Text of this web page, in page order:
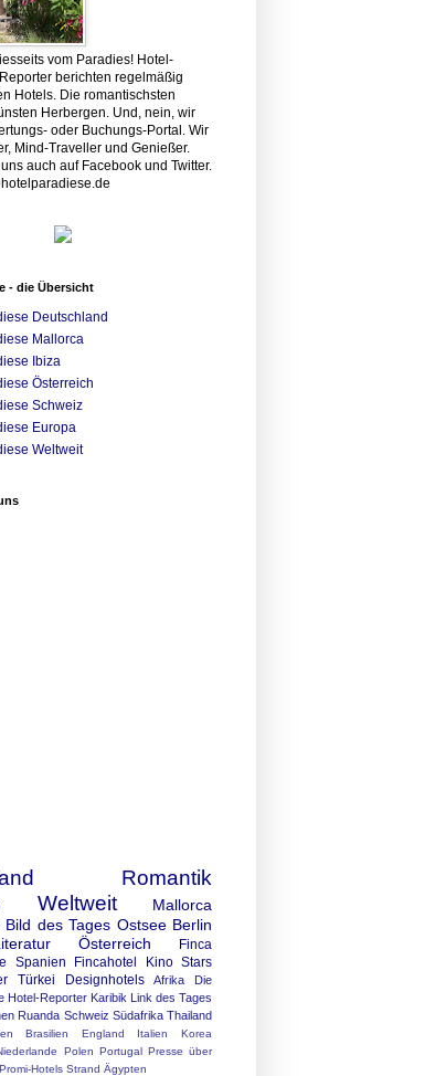
vom Paradies! Hotel-
berichten regelmäßig
Hotels. Die romantischsten
Herbergen. Und, nein, wir
oder Buchungs-Portal. Wir
Mind-Traveller und Genießer.
auch auf Facebook und Twitter.
- die Übersicht
Deutschland
Mallorca
Ibiza
Österreich
Schweiz
Europa
Weltweit
Romantik
Weltweit
Mallorca
Bild des Tages Ostsee Berlin
Österreich
Finca
Spanien Fincahotel Kino Stars
Türkei Designhotels Afrika
Die
Hotel-Reporter Karibik Link des Tages
Ruanda Schweiz Südafrika Thailand
Brasilien England Italien
Korea
Polen Portugal Presse über
Promi-Hotels Strand Ägypten